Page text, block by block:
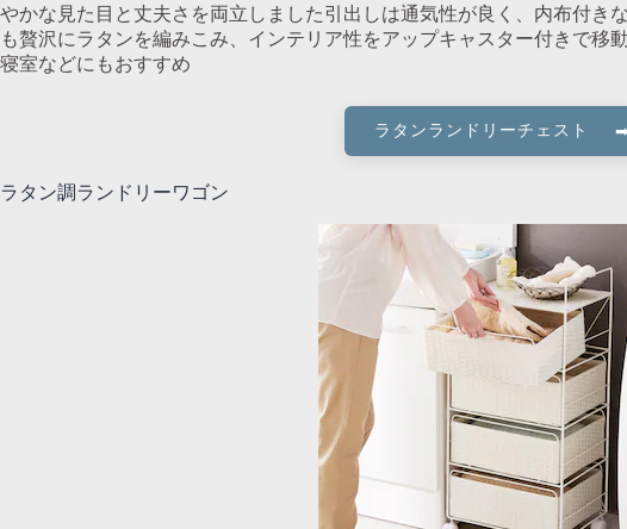
やかな見た目と丈夫さを両立しました引出しは通気性が良く、内布付き
も贅沢にラタンを編みこみ、インテリア性をアップキャスター付きで移
寝室などにもおすすめ
ラタンランドリーチェスト
ラタン調ランドリーワゴン